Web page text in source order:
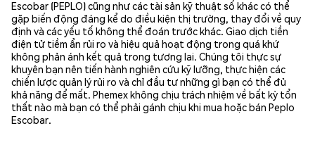
Escobar (PEPLO) cũng như các tài sản kỹ thuật số khác có thể
gặp biến động đáng kể do điều kiện thị trường, thay đổi về quy
định và các yếu tố không thể đoán trước khác. Giao dịch tiền
điện tử tiềm ẩn rủi ro và hiệu quả hoạt động trong quá khứ
không phản ánh kết quả trong tương lai. Chúng tôi thực sự
khuyên bạn nên tiến hành nghiên cứu kỹ lưỡng, thực hiện các
chiến lược quản lý rủi ro và chỉ đầu tư những gì bạn có thể đủ
khả năng để mất. Phemex không chịu trách nhiệm về bất kỳ tổn
thất nào mà bạn có thể phải gánh chịu khi mua hoặc bán Peplo
Escobar.